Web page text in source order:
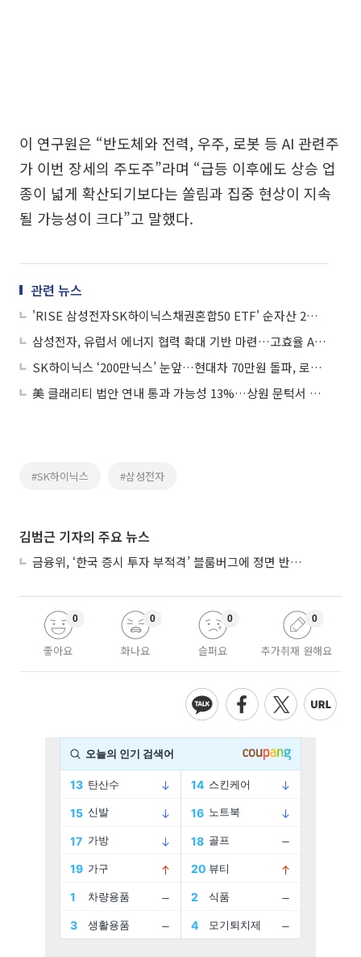
이 연구원은 “반도체와 전력, 우주, 로봇 등 AI 관련주
가 이번 장세의 주도주”라며 “급등 이후에도 상승 업
종이 넓게 확산되기보다는 쏠림과 집중 현상이 지속
될 가능성이 크다”고 말했다.
관련 뉴스
'RISE 삼성전자SK하이닉스채권혼합50 ETF' 순자산 2조 돌파…국내 채권혼합 ETF 최단기
삼성전자, 유럽서 에너지 협력 확대 기반 마련…고효율 AI 가전 리더십 강화
SK하이닉스 ‘200만닉스’ 눈앞…현대차 70만원 돌파, 로봇·삼성전기 관심
美 클래리티 법안 연내 통과 가능성 13%…상원 문턱서 제동
#SK하이닉스 #삼성전자
김범근 기자의 주요 뉴스
금융위, ‘한국 증시 투자 부적격’ 블룸버그에 정면 반박…“근거 불분명”
좋아요
0
화나요
0
슬퍼요
0
추가취재 원해요
0